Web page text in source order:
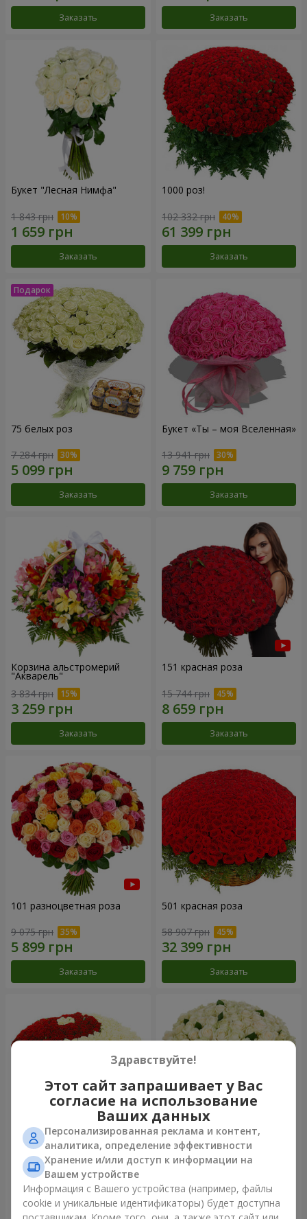
Заказать Заказать
Букет "Лесная Нимфа"
1 843 грн
Заказать
1000 роз!
102 332 грн
Заказать
75 белых роз
7 284 грн
Заказать
Букет «Ты – моя Вселенная»
13 941 грн
Заказать
Корзина альстромерий
"Акварель"
3 834 грн
Заказать
151 красная роза
15 744 грн
Заказать
101 разноцветная роза
9 075 грн
Заказать
501 красная роза
58 907 грн
Заказать
Композиция "Ты + Я"
54 718 грн
Заказать
101 белая роза
Заказать
Здравствуйте!
Этот сайт запрашивает у Вас
согласие на использование
Ваших данных
Персонализированная реклама и контент,
аналитика, определение эффективности
Хранение и/или доступ к информации на
Вашем устройстве
Информация с Вашего устройства (например, файлы
cookie и уникальные идентификаторы) будет доступна